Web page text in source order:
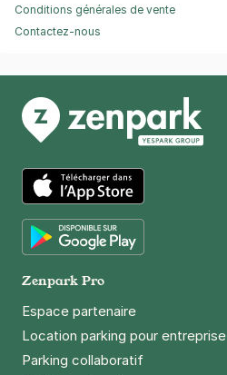
Conditions générales de vente
Contactez-nous
App Store
Zenpark Pro
Espace partenaire
Location parking pour entreprise
Parking collaboratif